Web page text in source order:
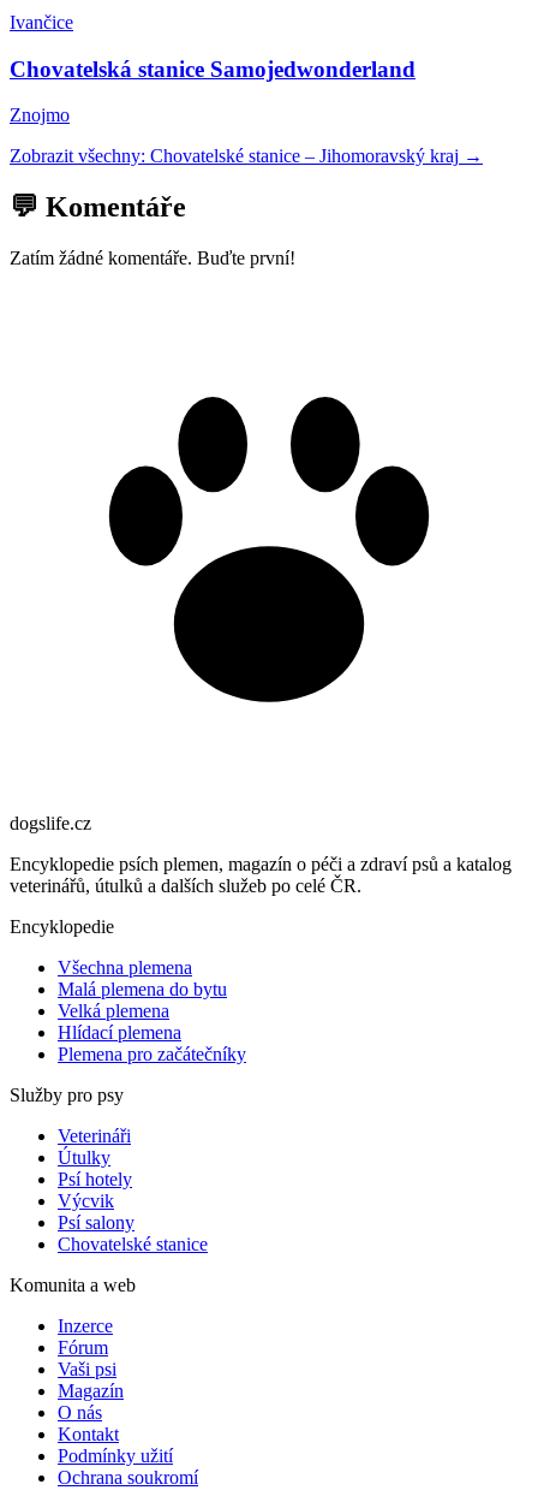
Ivančice
Chovatelská stanice Samojedwonderland
Znojmo
Zobrazit všechny: Chovatelské stanice – Jihomoravský kraj →
💬 Komentáře
Zatím žádné komentáře. Buďte první!
dogslife.cz
Encyklopedie psích plemen, magazín o péči a zdraví psů a katalog
veterinářů, útulků a dalších služeb po celé ČR.
Encyklopedie
Všechna plemena
Malá plemena do bytu
Velká plemena
Hlídací plemena
Plemena pro začátečníky
Služby pro psy
Veterináři
Útulky
Psí hotely
Výcvik
Psí salony
Chovatelské stanice
Komunita a web
Inzerce
Fórum
Vaši psi
Magazín
O nás
Kontakt
Podmínky užití
Ochrana soukromí